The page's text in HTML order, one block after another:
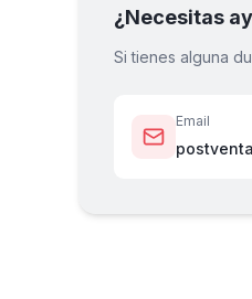
¿Necesitas
Si tienes alguna
Email